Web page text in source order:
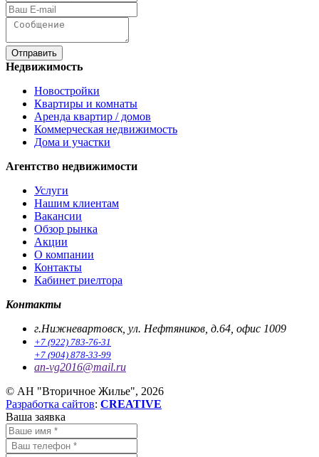
Отправить
Недвижимость
Новостройки
Квартиры и комнаты
Аренда квартир / домов
Коммерческая недвижимость
Дома и участки
Агентство недвижимости
Услуги
Нашим клиентам
Вакансии
Обзор рынка
Акции
О компании
Контакты
Кабинет риелтора
Контакты
г.Нижневартовск, ул. Нефтяников, д.64, офис 1009
+7 (922) 783-76-31
+7 (904) 878-33-99
an-vg2016@mail.ru
© АН "Вторичное Жилье", 2026
Разработка сайтов: CREATIVE
Ваша заявка